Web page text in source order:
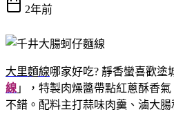
2年前
大里麵線哪家好吃? 靜香蠻喜歡塗
線 」，特製肉燥醬帶點紅蔥酥香
不錯。配料主打蒜味肉羹、滷大